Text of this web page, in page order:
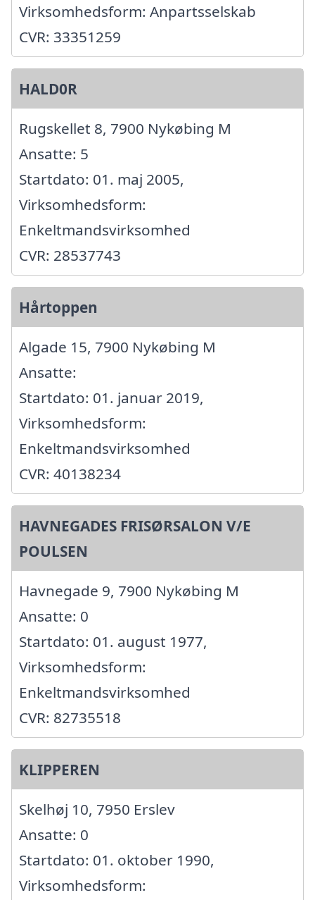
Virksomhedsform: Anpartsselskab
CVR: 33351259
HALD0R
Rugskellet 8, 7900 Nykøbing M
Ansatte: 5
Startdato: 01. maj 2005,
Virksomhedsform:
Enkeltmandsvirksomhed
CVR: 28537743
Hårtoppen
Algade 15, 7900 Nykøbing M
Ansatte:
Startdato: 01. januar 2019,
Virksomhedsform:
Enkeltmandsvirksomhed
CVR: 40138234
HAVNEGADES FRISØRSALON V/E
POULSEN
Havnegade 9, 7900 Nykøbing M
Ansatte: 0
Startdato: 01. august 1977,
Virksomhedsform:
Enkeltmandsvirksomhed
CVR: 82735518
KLIPPEREN
Skelhøj 10, 7950 Erslev
Ansatte: 0
Startdato: 01. oktober 1990,
Virksomhedsform: